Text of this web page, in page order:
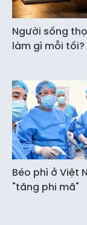
Người sống
làm gì mỗi tối?
Béo phì ở Việt
"tăng phi mã"